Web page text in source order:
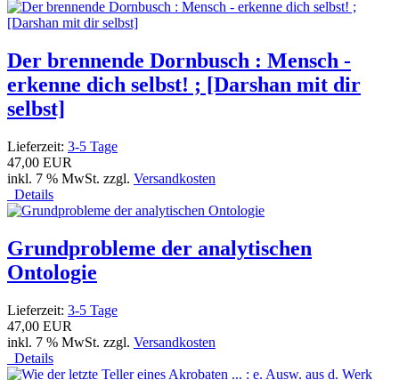
Der brennende Dornbusch : Mensch -
erkenne dich selbst! ; [Darshan mit dir
selbst]
Lieferzeit: 3-5 Tage
47,00 EUR
inkl. 7 % MwSt. zzgl. Versandkosten
Details
Grundprobleme der analytischen
Ontologie
Lieferzeit: 3-5 Tage
47,00 EUR
inkl. 7 % MwSt. zzgl. Versandkosten
Details